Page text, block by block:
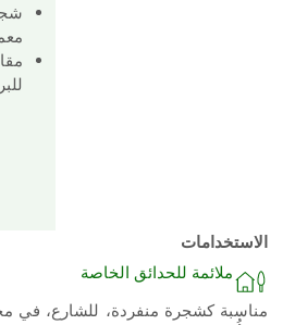
الاستخدامات
ملائمة للحدائق الخاصة
مناسبة كشجرة منفردة، للشارع، في